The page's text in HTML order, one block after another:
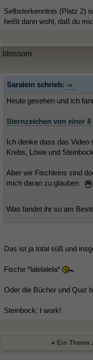
Selbsterkenntnis (Platz 2)
heißt dann wohl, daß du
blossom
Saralein schrieb:
Heute gesehen und ich
Sternzeichen von einer
Ich denke dass das Video
Krebs, Löwe und
Aber wir Fischleins sind
mich daran zu glauben
Was fandet ihr so am
Das ist ja total süß und
Fische *lalelalela*
Oder die Bücher und Quiz
Steinbock: I work!
« Ein Thema